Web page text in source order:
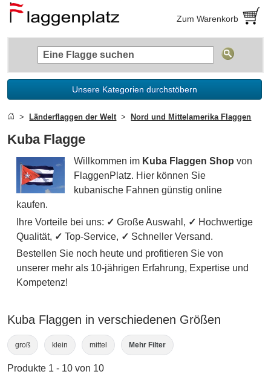
Zum Warenkorb
Unsere Kategorien durchstöbern
Länderflaggen der Welt Nord und Mittelamerika Flaggen
Kuba Flagge
Willkommen im Kuba Flaggen Shop von
FlaggenPlatz. Hier können Sie
kubanische Fahnen günstig online
kaufen.
Ihre Vorteile bei uns: ✓ Große Auswahl, ✓ Hochwertige
Qualität, ✓ Top-Service, ✓ Schneller Versand.
Bestellen Sie noch heute und profitieren Sie von
unserer mehr als 10-jährigen Erfahrung, Expertise und
Kompetenz!
Kuba Flaggen in verschiedenen Größen
groß klein mittel Mehr Filter
Produkte 1 - 10 von 10